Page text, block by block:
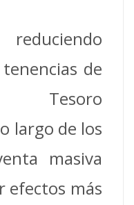
de
largo de los
masiva
efectos más